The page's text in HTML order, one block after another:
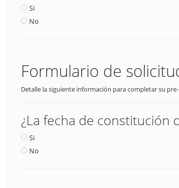
Si
No
Formulario de
Detalle la siguiente información para completar su
¿La fecha de constitución
Si
No